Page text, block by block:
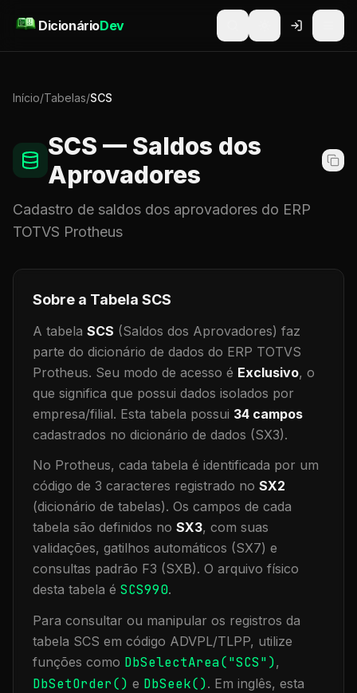
DicionárioDev
Início/Tabelas/SCS
SCS — Saldos dos
Aprovadores
Cadastro de saldos dos aprovadores do ERP
TOTVS Protheus
Sobre a Tabela SCS
A tabela SCS (Saldos dos Aprovadores) faz
parte do dicionário de dados do ERP TOTVS
Protheus. Seu modo de acesso é Exclusivo, o
que significa que possui dados isolados por
empresa/filial. Esta tabela possui 34 campos
cadastrados no dicionário de dados (SX3).
No Protheus, cada tabela é identificada por um
código de 3 caracteres registrado no SX2
(dicionário de tabelas). Os campos de cada
tabela são definidos no SX3, com suas
validações, gatilhos automáticos (SX7) e
consultas padrão F3 (SXB). O arquivo físico
desta tabela é SCS990.
Para consultar ou manipular os registros da
tabela SCS em código ADVPL/TLPP, utilize
funções como DbSelectArea("SCS"),
DbSetOrder() e DbSeek(). Em inglês, esta